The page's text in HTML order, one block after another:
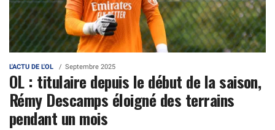
L'ACTU DE L'OL Septembre 2025
OL : titulaire depuis le début de la saison,
Rémy Descamps éloigné des terrains
pendant un mois